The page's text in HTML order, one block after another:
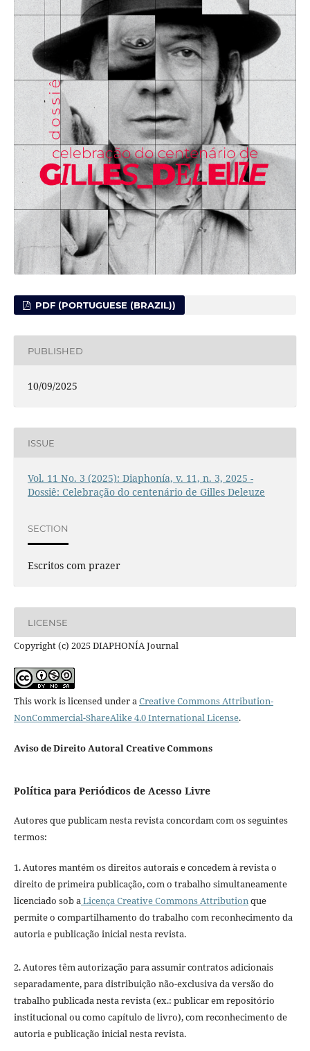
PDF (PORTUGUESE (BRAZIL))
PUBLISHED
10/09/2025
ISSUE
Vol. 11 No. 3 (2025): Diaphonía, v. 11, n. 3, 2025 -
Dossiê: Celebração do centenário de Gilles Deleuze
SECTION
Escritos com prazer
LICENSE
Copyright (c) 2025 DIAPHONÍA Journal
This work is licensed under aCreative Commons Attribution-
NonCommercial-ShareAlike 4.0 International License.
Aviso de Direito Autoral Creative Commons
Política para Periódicos de Acesso Livre
Autores que publicam nesta revista concordam com os seguintes
termos:
1. Autores mantém os direitos autorais e concedem à revista o
direito de primeira publicação, com o trabalho simultaneamente
licenciado sob aLicença Creative Commons Attributionque
permite o compartilhamento do trabalho com reconhecimento da
autoria e publicação inicial nesta revista.
2. Autores têm autorização para assumir contratos adicionais
separadamente, para distribuição não-exclusiva da versão do
trabalho publicada nesta revista (ex.: publicar em repositório
institucional ou como capítulo de livro), com reconhecimento de
autoria e publicação inicial nesta revista.